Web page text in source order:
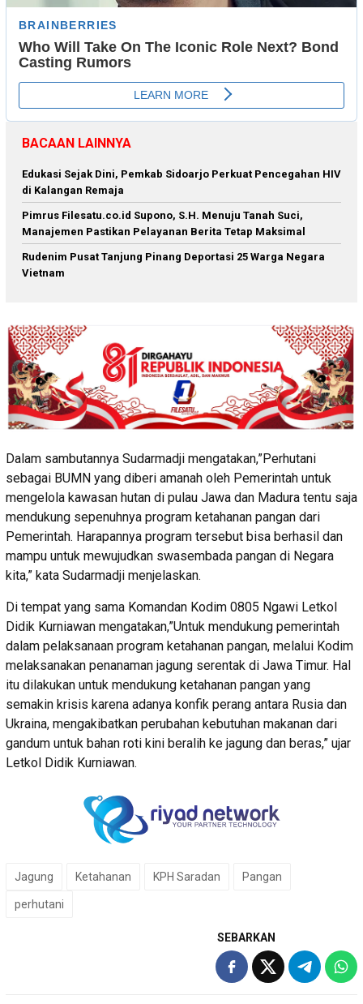
BACAAN LAINNYA
Edukasi Sejak Dini, Pemkab Sidoarjo Perkuat Pencegahan HIV
di Kalangan Remaja
Pimrus Filesatu.co.id Supono, S.H. Menuju Tanah Suci,
Manajemen Pastikan Pelayanan Berita Tetap Maksimal
Rudenim Pusat Tanjung Pinang Deportasi 25 Warga Negara
Vietnam
Dalam sambutannya Sudarmadji mengatakan,”Perhutani
sebagai BUMN yang diberi amanah oleh Pemerintah untuk
mengelola kawasan hutan di pulau Jawa dan Madura tentu saja
mendukung sepenuhnya program ketahanan pangan dari
Pemerintah. Harapannya program tersebut bisa berhasil dan
mampu untuk mewujudkan swasembada pangan di Negara
kita,” kata Sudarmadji menjelaskan.
Di tempat yang sama Komandan Kodim 0805 Ngawi Letkol
Didik Kurniawan mengatakan,”Untuk mendukung pemerintah
dalam pelaksanaan program ketahanan pangan, melalui Kodim
melaksanakan penanaman jagung serentak di Jawa Timur. Hal
itu dilakukan untuk mendukung ketahanan pangan yang
semakin krisis karena adanya konfik perang antara Rusia dan
Ukraina, mengakibatkan perubahan kebutuhan makanan dari
gandum untuk bahan roti kini beralih ke jagung dan beras,” ujar
Letkol Didik Kurniawan.
Jagung Ketahanan KPH Saradan Pangan
perhutani
SEBARKAN